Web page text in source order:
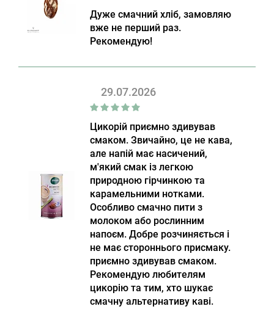
Дуже смачний хліб, замовляю
вже не перший раз.
Рекомендую!
29.07.2026
Цикорій приємно здивував
смаком. Звичайно, це не кава,
але напій має насичений,
м'який смак із легкою
природною гірчинкою та
карамельними нотками.
Особливо смачно пити з
молоком або рослинним
напоєм. Добре розчиняється і
не має стороннього присмаку.
приємно здивував смаком.
Рекомендую любителям
цикорію та тим, хто шукає
смачну альтернативу каві.